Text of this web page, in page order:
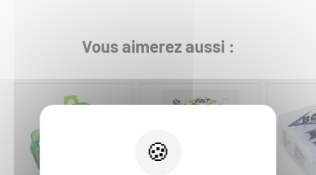
Vous aimerez aussi :